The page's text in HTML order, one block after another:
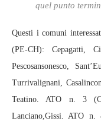
quel punto
Questi i comuni
(PE-CH): Cepagatti,
Pescosansonesco,
Turrivalignani,
Teatino. ATO n. 3
Lanciano,Gissi. ATO